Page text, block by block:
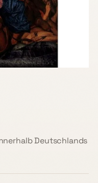
Deutschlands